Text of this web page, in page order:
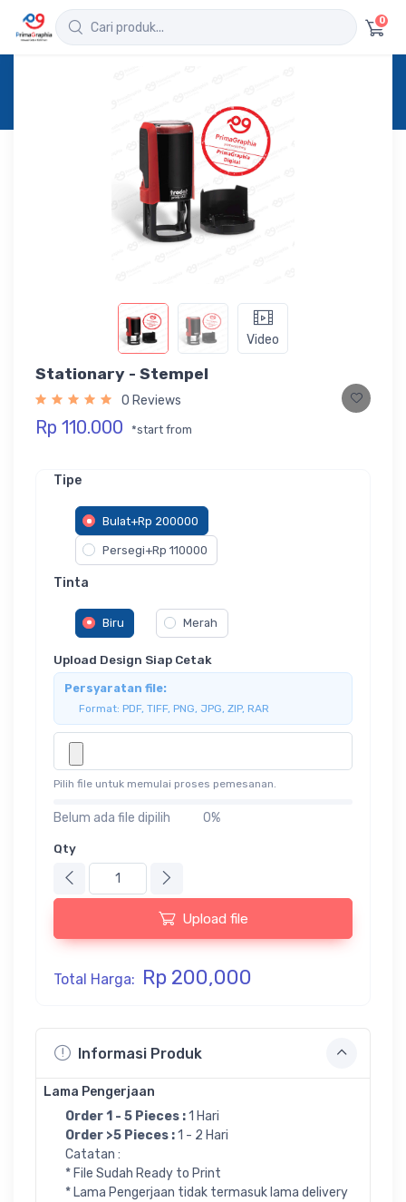
0
Stationary - Stempel
Video
Stationary - Stempel
0 Reviews
Rp 110.000 *start from
Informasi Produk
Lama Pengerjaan
Order 1 - 5 Pieces :1 Hari
Order >5 Pieces :1 - 2 Hari
Catatan :
* File Sudah Ready to Print
* Lama Pengerjaan tidak termasuk lama delivery
Tipe
Bulat+Rp 200000
Persegi+Rp 110000
Tinta
Biru Merah
Upload Design Siap Cetak
Persyaratan file:
Format: PDF, TIFF, PNG, JPG, ZIP, RAR
Pilih file untuk memulai proses pemesanan.
0%
Belum ada file dipilih
Qty
Upload file
Total Harga: Rp 200,000